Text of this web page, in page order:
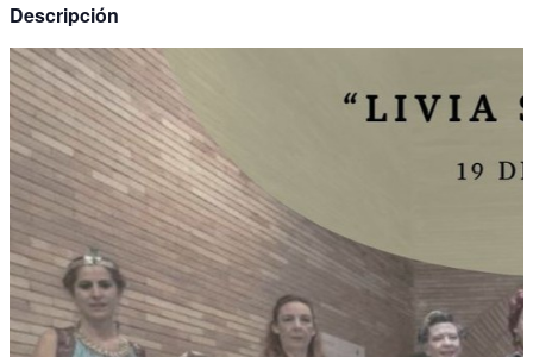
Descripción